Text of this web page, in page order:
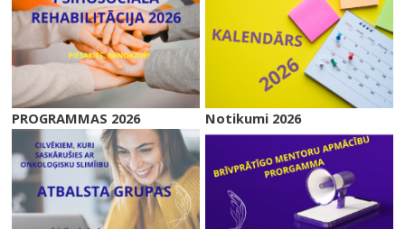
PROGRAMMAS 2026 Notikumi 2026